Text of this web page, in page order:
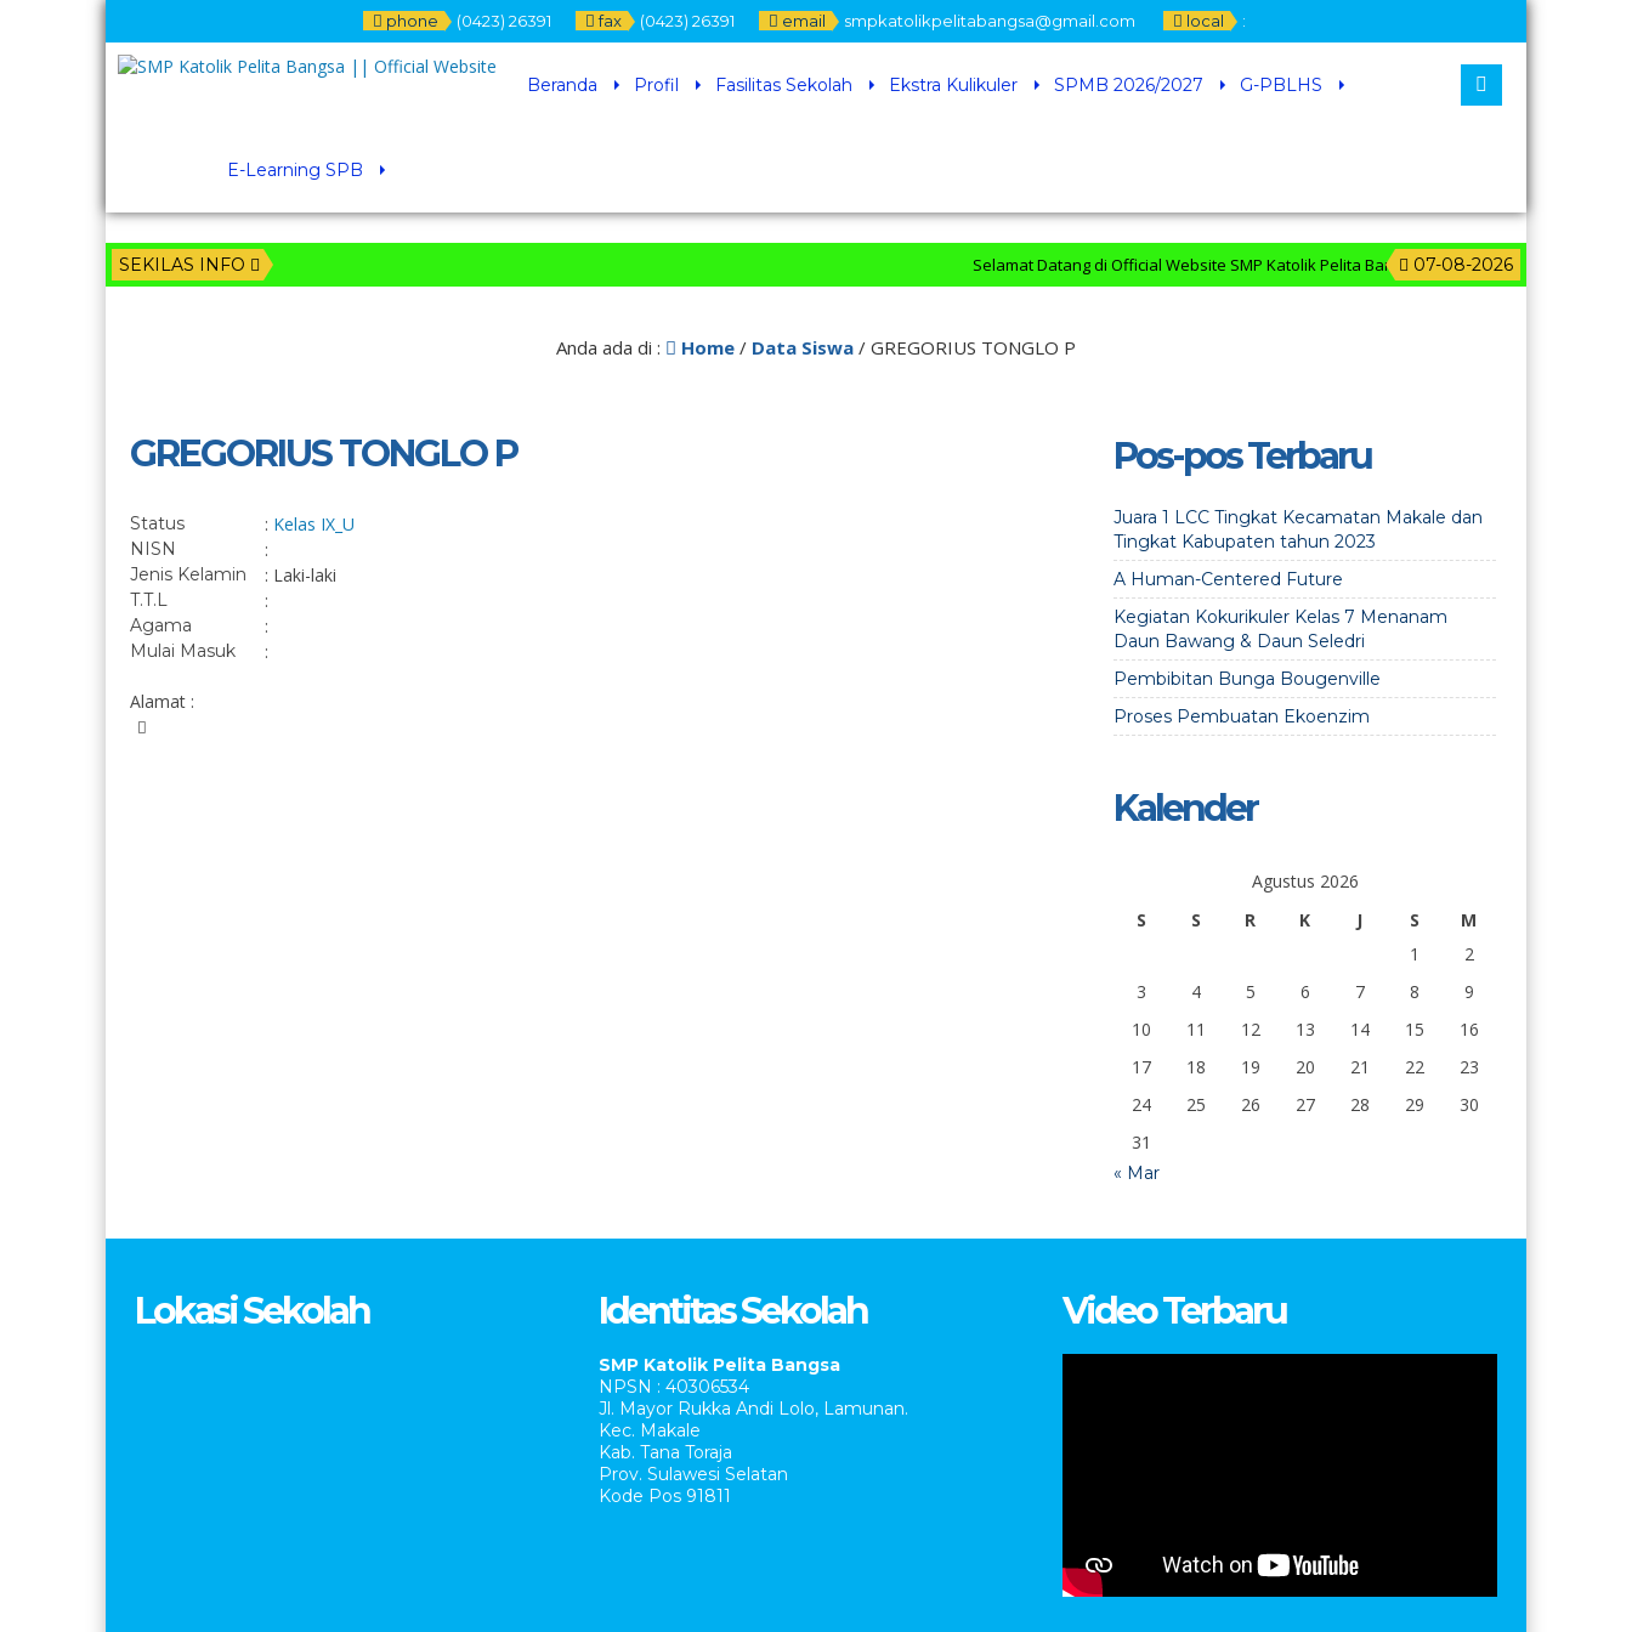
phone (0423) 26391 fax (0423) 26391 email smpkatolikpelitabangsa@gmail.com local :
Beranda Profil Fasilitas Sekolah Ekstra Kulikuler SPMB 2026/2027 G-PBLHS
E-Learning SPB
SEKILAS INFO 07-08-2026
Selamat Datang di Official Website SMP Katolik Pelita Bangsa
Anda ada di : Home / Data Siswa / GREGORIUS TONGLO P
GREGORIUS TONGLO P
Status : Kelas IX_ U
NISN :
Jenis Kelamin : Laki-laki
T.T.L :
Agama :
Mulai Masuk :
Alamat :
Pos-pos Terbaru
Juara 1 LCC Tingkat Kecamatan Makale dan
Tingkat Kabupaten tahun 2023
A Human-Centered Future
Kegiatan Kokurikuler Kelas 7 Menanam
Daun Bawang & Daun Seledri
Pembibitan Bunga Bougenville
Proses Pembuatan Ekoenzim
Kalender
Agustus 2026
S
S R K J S
M
1
2
3
4 5 6 7 8
9
10
11 12 13 14 15
16
17
18 19 20 21 22
23
24
25 26 27 28 29
30
31
« Mar
Lokasi Sekolah Identitas Sekolah
SMP Katolik Pelita Bangsa
NPSN : 40306534
Jl. Mayor Rukka Andi Lolo, Lamunan.
Kec. Makale
Kab. Tana Toraja
Prov. Sulawesi Selatan
Kode Pos 91811
Video Terbaru